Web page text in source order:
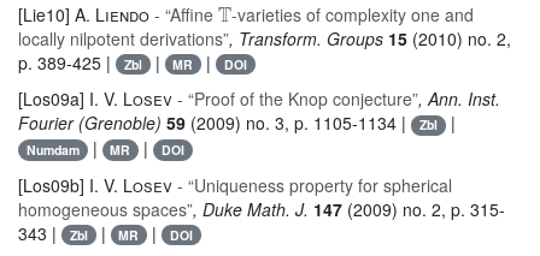
[Lie10] A. Liendo - “Affine
-varieties of complexity one and
locally nilpotent derivations”, Transform. Groups 15 (2010) no. 2,
p. 389-425 |
Zbl | MR | DOI
[Los09a] I. V. Losev - “Proof of the Knop conjecture”, Ann. Inst.
Fourier (Grenoble) 59 (2009) no. 3, p. 1105-1134 | Zbl |
Numdam | MR | DOI
[Los09b] I. V. Losev - “Uniqueness property for spherical
homogeneous spaces”, Duke Math. J. 147 (2009) no. 2, p. 315-
343 |
Zbl | MR | DOI